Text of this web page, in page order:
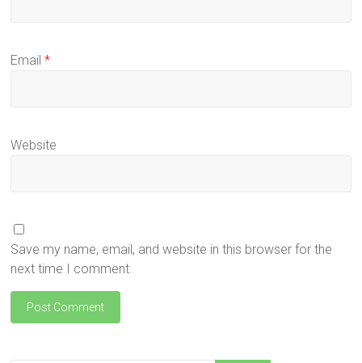
Email*
Website
Save my name, email, and website in this browser for the
next time I comment.